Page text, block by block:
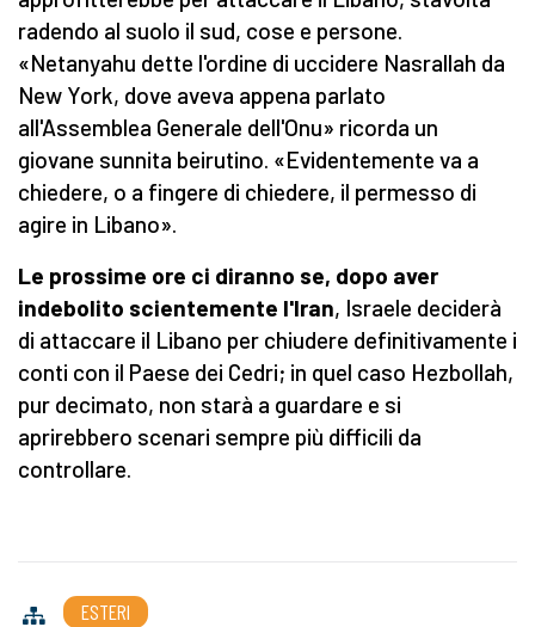
radendo al suolo il sud, cose e persone.
«Netanyahu dette l'ordine di uccidere Nasrallah da
New York, dove aveva appena parlato
all'Assemblea Generale dell'Onu» ricorda un
giovane sunnita beirutino. «Evidentemente va a
chiedere, o a fingere di chiedere, il permesso di
agire in Libano».
Le prossime ore ci diranno se, dopo aver
indebolito scientemente l'Iran, Israele deciderà
di attaccare il Libano per chiudere definitivamente i
conti con il Paese dei Cedri; in quel caso Hezbollah,
pur decimato, non starà a guardare e si
aprirebbero scenari sempre più difficili da
controllare.
ESTERI